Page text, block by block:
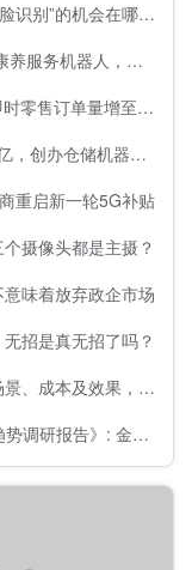
专访积木易搭孙剑峰：下一个堪比“人脸识别”的机会在哪里？
百度灵医大模型将接入孚宝数十万台康养服务机器人，助力适老化改革
美团2023年Q3财报：营收765亿元 即时零售订单量增至62亿笔
独家｜前京东X事业部总裁肖军融资2亿，创办仓储机器人公司
重启新一轮5G补贴
摄像头都是主摄？
味着放弃政企市场
招是真无招了吗？
追一科技 CEO 吴悦：大模型落地，场景、成本及效果，缺一不可
腾讯云发布《2023年商业银行风控趋势调研报告》: 金融风控迈入“模型对抗”时代